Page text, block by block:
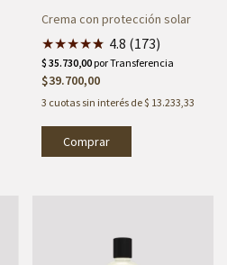
Crema con protección solar
★★★★★
★ 4.8 (173)
$39.700,00
3 cuotas sin interés de$ 13.233,33